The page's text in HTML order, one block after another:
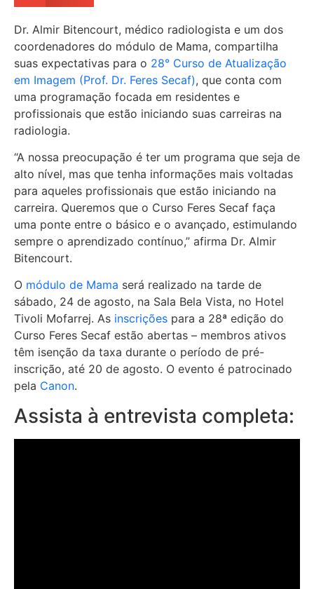
Dr. Almir Bitencourt, médico radiologista e um dos
coordenadores do módulo de Mama, compartilha
suas expectativas para o 28° Curso de Atualização
em Imagem (Prof. Dr. Feres Secaf), que conta com
uma programação focada em residentes e
profissionais que estão iniciando suas carreiras na
radiologia.
“A nossa preocupação é ter um programa que seja de
alto nível, mas que tenha informações mais voltadas
para aqueles profissionais que estão iniciando na
carreira. Queremos que o Curso Feres Secaf faça
uma ponte entre o básico e o avançado, estimulando
sempre o aprendizado contínuo,” afirma Dr. Almir
Bitencourt.
O módulo de Mama será realizado na tarde de
sábado, 24 de agosto, na Sala Bela Vista, no Hotel
Tivoli Mofarrej. As inscrições para a 28ª edição do
Curso Feres Secaf estão abertas – membros ativos
têm isenção da taxa durante o período de pré-
inscrição, até 20 de agosto. O evento é patrocinado
pela Canon.
Assista à entrevista completa: